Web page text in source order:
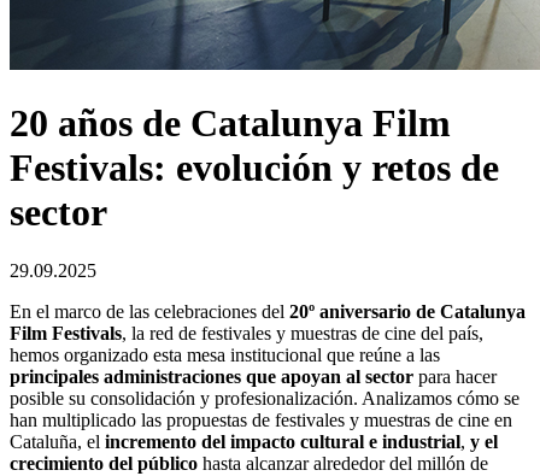
20 años de Catalunya Film
Festivals: evolución y retos de
sector
29.09.2025
En el marco de las celebraciones del 20º aniversario de Catalunya
Film Festivals, la red de festivales y muestras de cine del país,
hemos organizado esta mesa institucional que reúne a las
principales administraciones que apoyan al sector para hacer
posible su consolidación y profesionalización. Analizamos cómo se
han multiplicado las propuestas de festivales y muestras de cine en
Cataluña, el incremento del impacto cultural e industrial, y el
crecimiento del público hasta alcanzar alrededor del millón de